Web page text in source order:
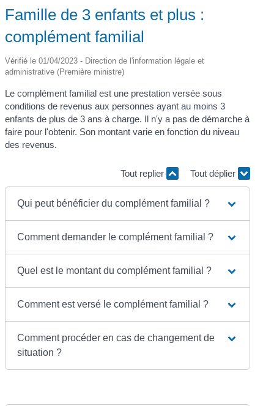
Famille de 3 enfants et plus :
complément familial
Vérifié le 01/04/2023 - Direction de l'information légale et
administrative (Première ministre)
Le complément familial est une prestation versée sous
conditions de revenus aux personnes ayant au moins 3
enfants de plus de 3 ans à charge. Il n'y a pas de démarche à
faire pour l'obtenir. Son montant varie en fonction du niveau
des revenus.
Tout replier Tout déplier
Qui peut bénéficier du complément familial ?
Comment demander le complément familial ?
Quel est le montant du complément familial ?
Comment est versé le complément familial ?
Comment procéder en cas de changement de
situation ?